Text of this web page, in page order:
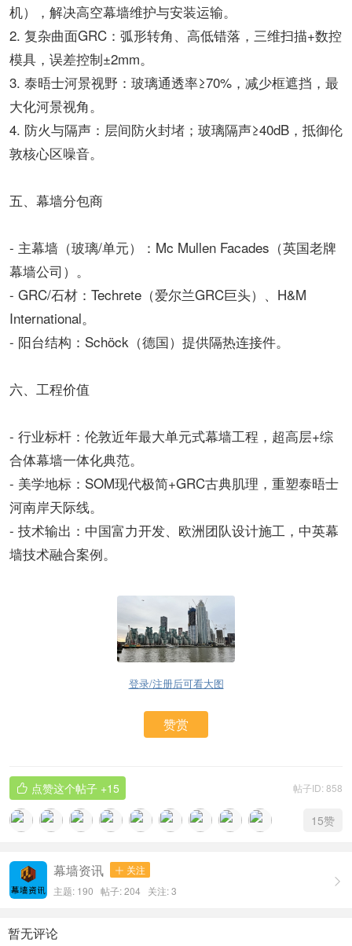
机），解决高空幕墙维护与安装运输。
2. 复杂曲面GRC：弧形转角、高低错落，三维扫描+数控
模具，误差控制±2mm。
3. 泰晤士河景视野：玻璃通透率≥70%，减少框遮挡，最
大化河景视角。
4. 防火与隔声：层间防火封堵；玻璃隔声≥40dB，抵御伦
敦核心区噪音。
五、幕墙分包商
- 主幕墙（玻璃/单元）：Mc Mullen Facades（英国老牌
幕墙公司）。
- GRC/石材：Techrete（爱尔兰GRC巨头）、H&M
International。
- 阳台结构：Schöck（德国）提供隔热连接件。
六、工程价值
- 行业标杆：伦敦近年最大单元式幕墙工程，超高层+综
合体幕墙一体化典范。
- 美学地标：SOM现代极简+GRC古典肌理，重塑泰晤士
河南岸天际线。
- 技术输出：中国富力开发、欧洲团队设计施工，中英幕
墙技术融合案例。
登录/注册后可看大图
赞赏
帖子ID: 858
 点赞这个帖子 +15
15赞

幕墙资讯  关注
主题: 190 帖子: 204 关注:3
暂无评论